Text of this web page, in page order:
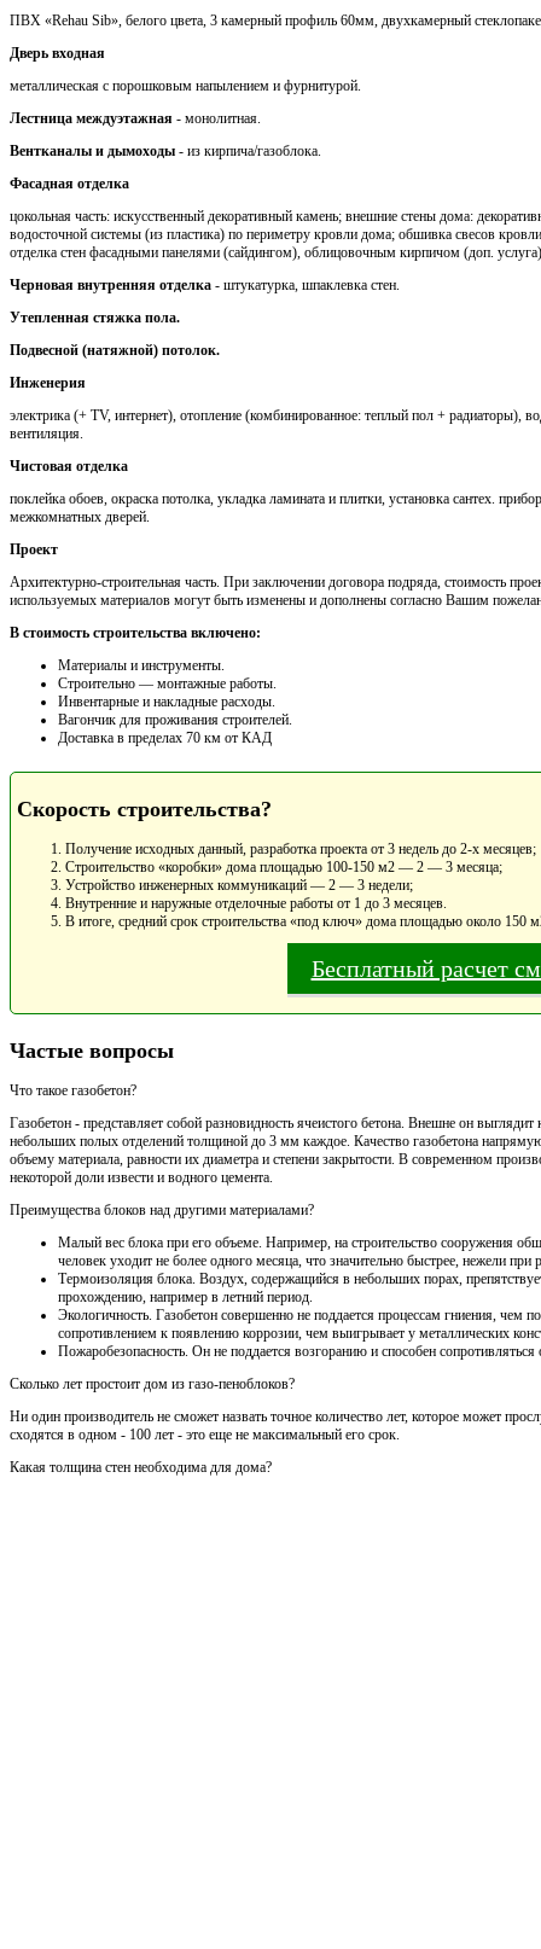
ПВХ «Rehau Sib», белого цвета, 3 камерный профиль 60мм, двухкамерный
Дверь входная
металлическая с порошковым напылением и фурнитурой.
Лестница междуэтажная - монолитная.
Вентканалы и дымоходы - из кирпича/газоблока.
Фасадная отделка
цокольная часть: искусственный декоративный камень; внешние стены дома:
водосточной системы (из пластика) по периметру кровли дома; обшивка свесов
отделка стен фасадными панелями (сайдингом), облицовочным кирпичом (доп.
Черновая внутренняя отделка - штукатурка, шпаклевка стен.
Утепленная стяжка пола.
Подвесной (натяжной) потолок.
Инженерия
электрика (+ TV, интернет), отопление (комбинированное: теплый пол + радиаторы),
вентиляция.
Чистовая отделка
поклейка обоев, окраска потолка, укладка ламината и плитки, установка сантех.
межкомнатных дверей.
Проект
Архитектурно-строительная часть. При заключении договора подряда, стоимость
используемых материалов могут быть изменены и дополнены согласно Вашим
В стоимость строительства включено:
Материалы и инструменты.
Cтроительно — монтажные работы.
Инвентарные и накладные расходы.
Вагончик для проживания строителей.
Доставка в пределах 70 км от КАД
Скорость строительства?
Получение исходных данный, разработка проекта от 3 недель до 2-х месяцев;
Строительство «коробки» дома площадью 100-150 м2 — 2 — 3 месяца;
Устройство инженерных коммуникаций — 2 — 3 недели;
Внутренние и наружные отделочные работы от 1 до 3 месяцев.
В итоге, средний срок строительства «под ключ» дома площадью около 150
Бесплатный расчет
Частые вопросы
Что такое газобетон?
Газобетон - представляет собой разновидность ячеистого бетона. Внешне он
небольших полых отделений толщиной до 3 мм каждое. Качество газобетона
объему материала, равности их диаметра и степени закрытости. В современном
некоторой доли извести и водного цемента.
Преимущества блоков над другими материалами?
Малый вес блока при его объеме. Например, на строительство сооружения
человек уходит не более одного месяца, что значительно быстрее, нежели
Термоизоляция блока. Воздух, содержащийся в небольших порах,
прохождению, например в летний период.
Экологичность. Газобетон совершенно не поддается процессам гниения, чем
сопротивлением к появлению коррозии, чем выигрывает у металлических
Пожаробезопасность. Он не поддается возгоранию и способен
Сколько лет простоит дом из газо-пеноблоков?
Ни один производитель не сможет назвать точное количество лет, которое может
сходятся в одном - 100 лет - это еще не максимальный его срок.
Какая толщина стен необходима для дома?